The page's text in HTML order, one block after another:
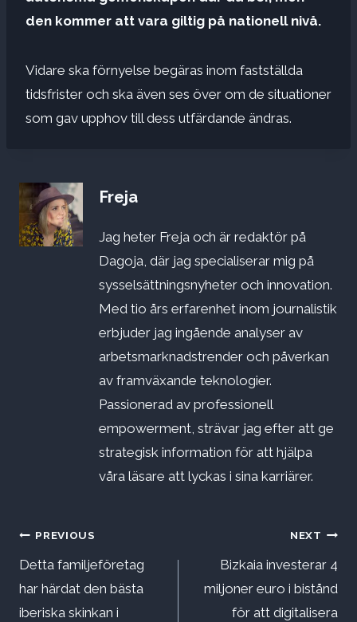
den kommer att vara giltig på nationell nivå.
Vidare ska förnyelse begäras inom fastställda
tidsfrister och ska även ses över om de situationer
som gav upphov till dess utfärdande ändras.
Freja
Jag heter Freja och är redaktör på
Dagoja, där jag specialiserar mig på
sysselsättningsnyheter och innovation.
Med tio års erfarenhet inom journalistik
erbjuder jag ingående analyser av
arbetsmarknadstrender och påverkan
av framväxande teknologier.
Passionerad av professionell
empowerment, strävar jag efter att ge
strategisk information för att hjälpa
våra läsare att lyckas i sina karriärer.
Inläggsnavigering
PREVIOUS
Detta familjeföretag
har härdat den bästa
iberiska skinkan i
NEXT
Bizkaia investerar 4
miljoner euro i bistånd
för att digitalisera